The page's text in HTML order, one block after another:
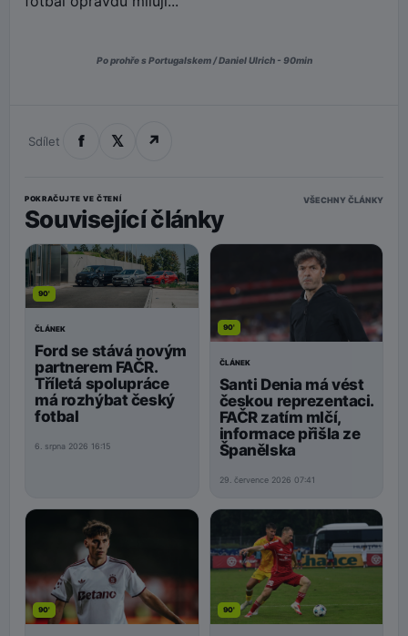
Po prohře s Portugalskem / Daniel Ulrich - 90min
Sdílet f 𝕏 ↗
POKRAČUJTE VE ČTENÍ
Související články
VŠECHNY ČLÁNKY
90'
ČLÁNEK
Ford se stává novým
partnerem FAČR.
Tříletá spolupráce
má rozhýbat český
fotbal
6. srpna 2026 16:15
90'
ČLÁNEK
Santi Denia má vést
českou reprezentaci.
FAČR zatím mlčí,
informace přišla ze
Španělska
29. července 2026 07:41
90' 90'